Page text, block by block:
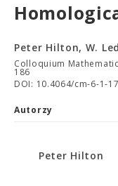
Peter Hilton, W.
Colloquium
186
DOI: 10.4064/cm-6-1-
Autorzy
Peter Hilton